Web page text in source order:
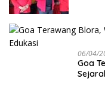
06/04/
Goa